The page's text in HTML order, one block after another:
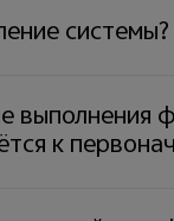
системы?
выполнения
к